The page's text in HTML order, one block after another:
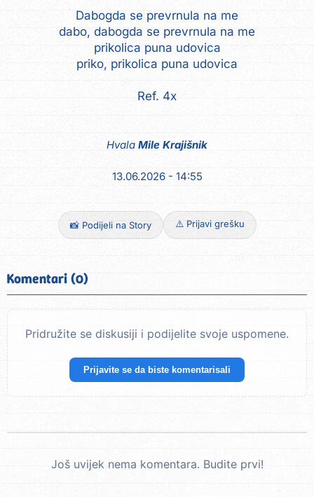
Dabogda se prevrnula na me
dabo, dabogda se prevrnula na me
prikolica puna udovica
priko, prikolica puna udovica
Ref. 4x
Hvala Mile Krajišnik
13.06.2026 - 14:55
📸 Podijeli na Story ⚠️ Prijavi grešku
Komentari (0)
Pridružite se diskusiji i podijelite svoje uspomene.
Prijavite se da biste komentarisali
Još uvijek nema komentara. Budite prvi!